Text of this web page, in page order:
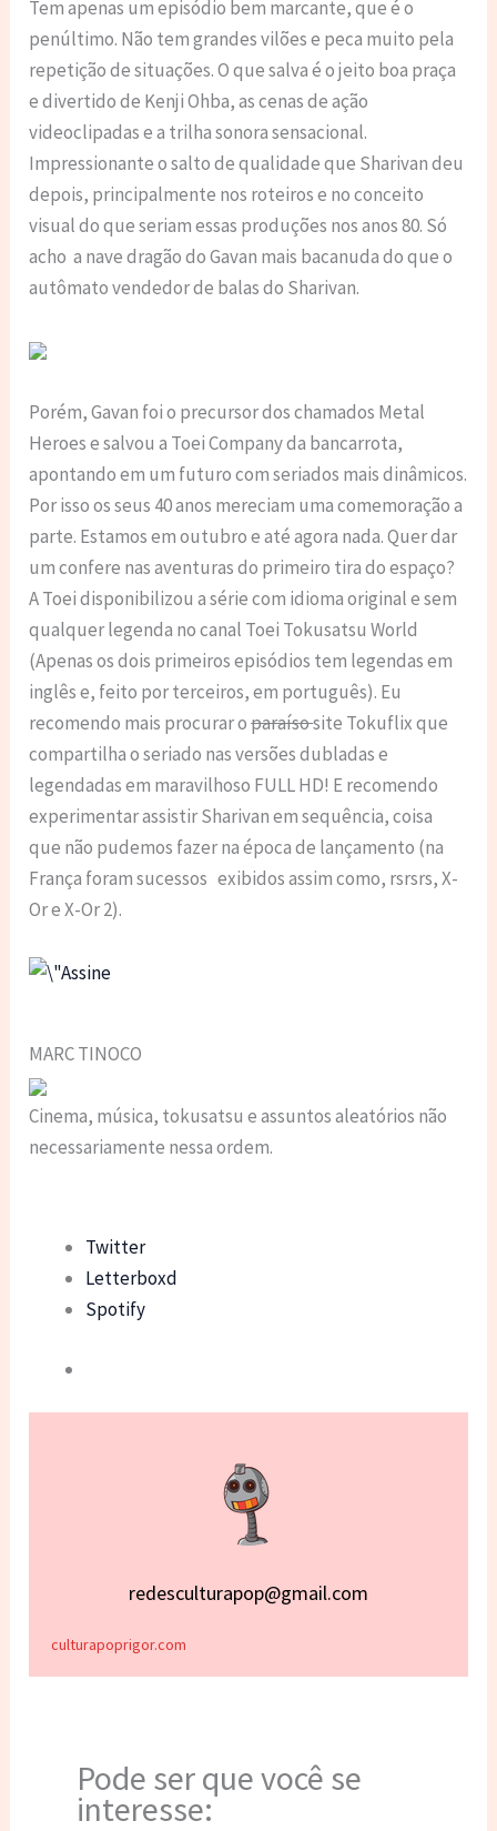
Tem apenas um episódio bem marcante, que é o
penúltimo. Não tem grandes vilões e peca muito pela
repetição de situações. O que salva é o jeito boa praça
e divertido de Kenji Ohba, as cenas de ação
videoclipadas e a trilha sonora sensacional.
Impressionante o salto de qualidade que Sharivan deu
depois, principalmente nos roteiros e no conceito
visual do que seriam essas produções nos anos 80. Só
acho a nave dragão do Gavan mais bacanuda do que o
autômato vendedor de balas do Sharivan.
Porém, Gavan foi o precursor dos chamados Metal
Heroes e salvou a Toei Company da bancarrota,
apontando em um futuro com seriados mais dinâmicos.
Por isso os seus 40 anos mereciam uma comemoração a
parte. Estamos em outubro e até agora nada. Quer dar
um confere nas aventuras do primeiro tira do espaço?
A Toei disponibilizou a série com idioma original e sem
qualquer legenda no canal Toei Tokusatsu World
(Apenas os dois primeiros episódios tem legendas em
inglês e, feito por terceiros, em português). Eu
recomendo mais procurar oparaísosite Tokuflix que
compartilha o seriado nas versões dubladas e
legendadas em maravilhoso FULL HD! E recomendo
experimentar assistir Sharivan em sequência, coisa
que não pudemos fazer na época de lançamento (na
França foram sucessos exibidos assim como, rsrsrs, X-
Or e X-Or 2).
MARC TINOCO
Cinema, música, tokusatsu e assuntos aleatórios não
necessariamente nessa ordem.
Twitter
Letterboxd
Spotify
redesculturapop@gmail.com
culturapoprigor.com
Pode ser que você se
interesse: